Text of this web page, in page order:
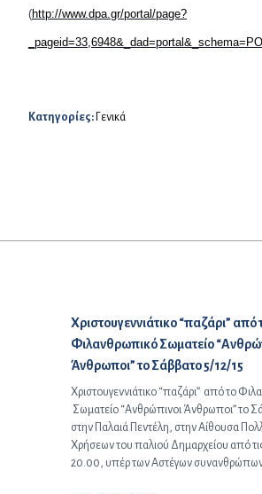
(http://www.dpa.gr/portal/page?
Κατηγορίες: Γενικά
Προηγούμενο άρθρο:
Χριστουγεννιάτικο “παζάρι” από
Φιλανθρωπικό Σωματείο
Άνθρωποι” το Σάββατο 5/12/15
Χριστουγεννιάτικο “παζάρι” από το
Σωματείο “Ανθρώπινοι Άνθρωποι” το
στην Παλαιά Πεντέλη, στην Αίθουσα
Χρήσεων του παλιού Δημαρχείου από
20.00, υπέρ των Αστέγων